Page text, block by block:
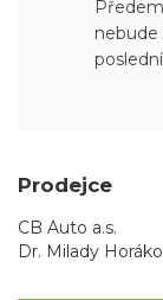
nebude
Prodejce
CB Auto a.s.
Dr. Milady